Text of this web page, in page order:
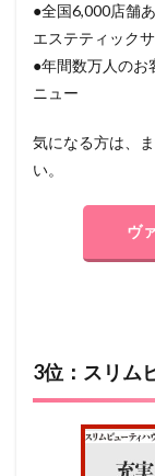
●全国6,000店舗
エステティック
●年間数万人のお
ニュー
気になる方は、
い。
ヴ
3位：スリム